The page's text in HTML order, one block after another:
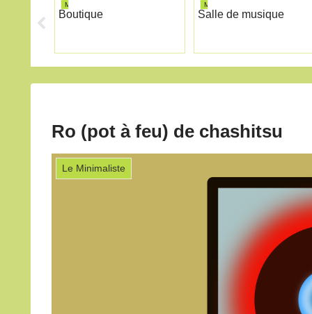
MINIRISM
Boutique
MINIRISM
Salle de musique
Ro (pot à feu) de chashitsu
Le Minimaliste